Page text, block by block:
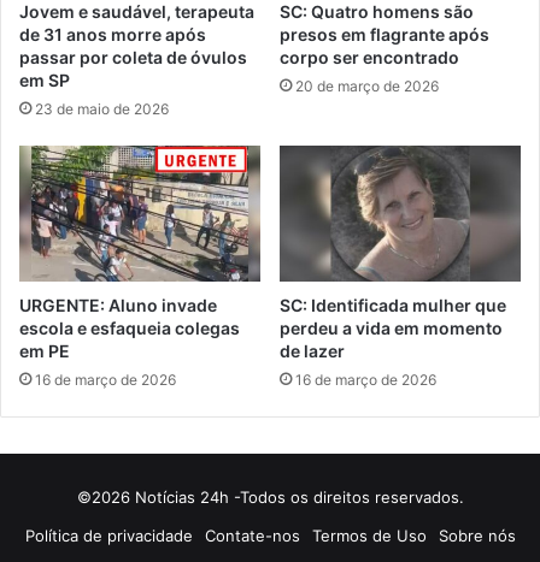
Jovem e saudável, terapeuta
de 31 anos morre após
passar por coleta de óvulos
em SP
23 de maio de 2026
SC: Quatro homens são
presos em flagrante após
corpo ser encontrado
20 de março de 2026
URGENTE: Aluno invade
escola e esfaqueia colegas
em PE
16 de março de 2026
SC: Identificada mulher que
perdeu a vida em momento
de lazer
16 de março de 2026
©2026 Notícias 24h -Todos os direitos reservados.
Política de privacidade
Contate-nos Termos de Uso Sobre nós